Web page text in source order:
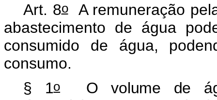
Art. 8oA remuneração
abastecimento de água
consumido de água,
consumo.
§ 1o
O volume de